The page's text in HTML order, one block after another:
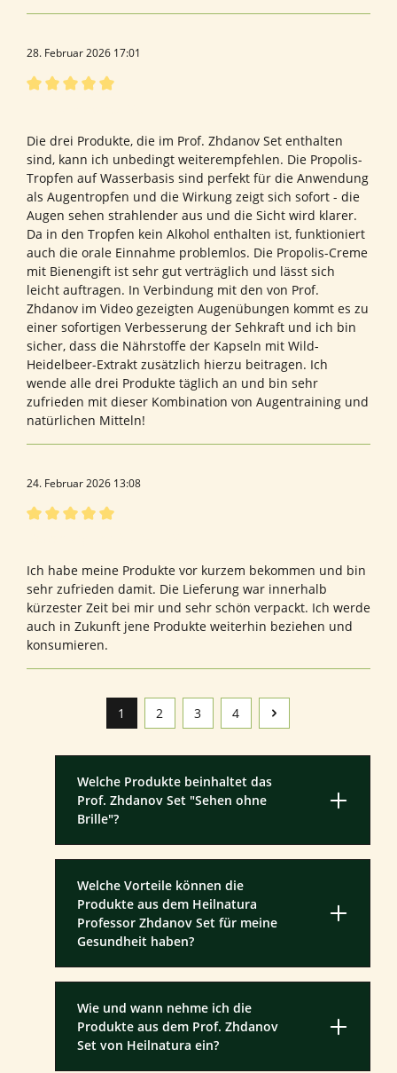
28. Februar 2026 17:01
Die drei Produkte, die im Prof. Zhdanov Set enthalten
sind, kann ich unbedingt weiterempfehlen. Die Propolis-
Tropfen auf Wasserbasis sind perfekt für die Anwendung
als Augentropfen und die Wirkung zeigt sich sofort - die
Augen sehen strahlender aus und die Sicht wird klarer.
Da in den Tropfen kein Alkohol enthalten ist, funktioniert
auch die orale Einnahme problemlos. Die Propolis-Creme
mit Bienengift ist sehr gut verträglich und lässt sich
leicht auftragen. In Verbindung mit den von Prof.
Zhdanov im Video gezeigten Augenübungen kommt es zu
einer sofortigen Verbesserung der Sehkraft und ich bin
sicher, dass die Nährstoffe der Kapseln mit Wild-
Heidelbeer-Extrakt zusätzlich hierzu beitragen. Ich
wende alle drei Produkte täglich an und bin sehr
zufrieden mit dieser Kombination von Augentraining und
natürlichen Mitteln!
24. Februar 2026 13:08
Ich habe meine Produkte vor kurzem bekommen und bin
sehr zufrieden damit. Die Lieferung war innerhalb
kürzester Zeit bei mir und sehr schön verpackt. Ich werde
auch in Zukunft jene Produkte weiterhin beziehen und
konsumieren.
Seite
1 Seite
2 Seite
3 Seite
4
Welche Produkte beinhaltet das
Prof. Zhdanov Set "Sehen ohne
Brille"?
Welche Vorteile können die
Produkte aus dem Heilnatura
Professor Zhdanov Set für meine
Gesundheit haben?
Wie und wann nehme ich die
Produkte aus dem Prof. Zhdanov
Set von Heilnatura ein?